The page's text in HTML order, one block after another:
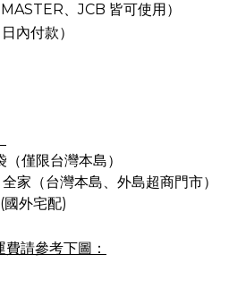
、JCB 皆可使用）
內付款）
僅限台灣本島）
家（台灣本島、外島超商門市）
外宅配)
請參考下圖：